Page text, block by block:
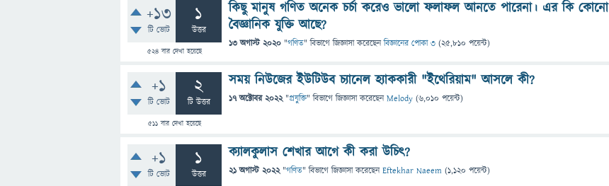
+13
টি ভোট
1
উত্তর
524 বার দেখা হয়েছে
কিছু মানুষ গণিত অনেক চর্চা করেও ভালো ফলাফল আনতে পারেনা। এর কি কোনো
বৈজ্ঞানিক যুক্তি আছে?
13 অগাস্ট 2020 "গণিত" বিভাগে জিজ্ঞাসাকরেছেনবিজ্ঞানের পোকা ৩ (25,810 পয়েন্ট)
+1
টি ভোট
2
টি উত্তর
511 বার দেখা হয়েছে
সময় নিউজের ইউটিউব চ্যানেল হ্যাককারী "ইথেরিয়াম" আসলে কী?
17 অক্টোবর 2022 "প্রযুক্তি" বিভাগে জিজ্ঞাসাকরেছেনMelody (6,010 পয়েন্ট)
+1
টি ভোট
1
উত্তর
ক্যালকুলাস শেখার আগে কী করা উচিৎ?
21 অগাস্ট 2022 "গণিত" বিভাগে জিজ্ঞাসাকরেছেনEftekhar Naeem (1,120 পয়েন্ট)